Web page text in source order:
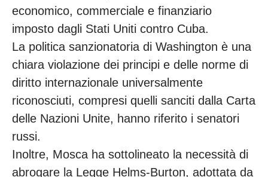
economico, commerciale e finanziario
imposto dagli Stati Uniti contro Cuba.
La politica sanzionatoria di Washington è una
chiara violazione dei principi e delle norme di
diritto internazionale universalmente
riconosciuti, compresi quelli sanciti dalla Carta
delle Nazioni Unite, hanno riferito i senatori
russi.
Inoltre, Mosca ha sottolineato la necessità di
abrogare la Legge Helms-Burton, adottata da